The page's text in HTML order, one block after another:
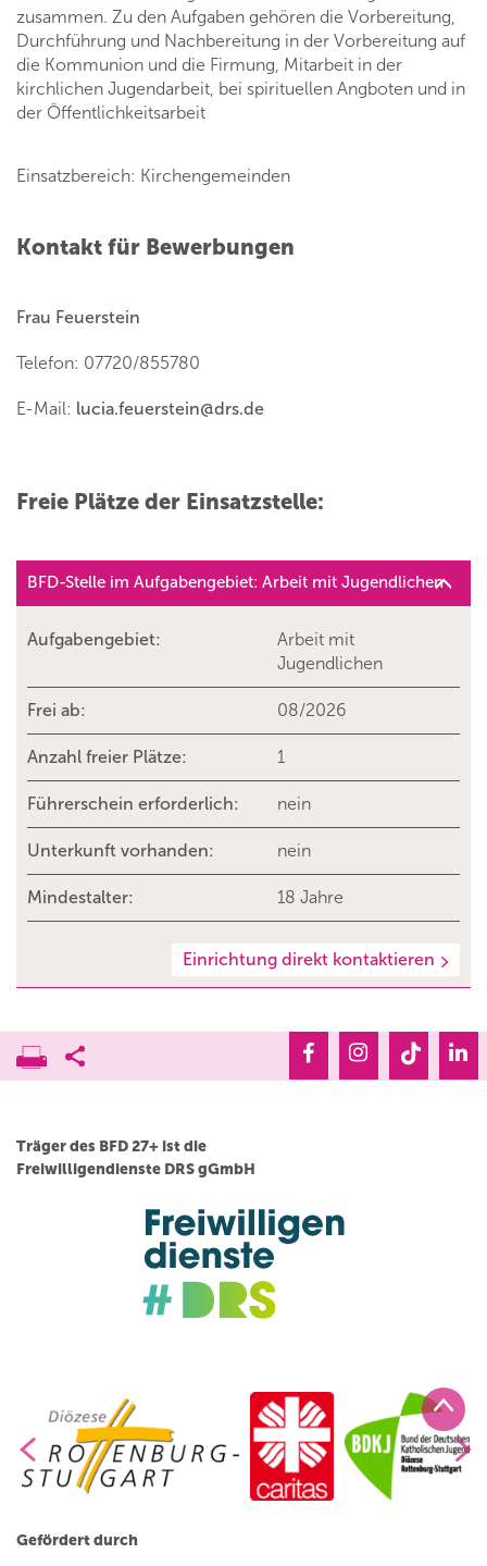
zusammen. Zu den Aufgaben gehören die Vorbereitung,
Durchführung und Nachbereitung in der Vorbereitung auf
die Kommunion und die Firmung, Mitarbeit in der
kirchlichen Jugendarbeit, bei spirituellen Angboten und in
der Öffentlichkeitsarbeit
Einsatzbereich: Kirchengemeinden
Kontakt für Bewerbungen
Frau Feuerstein
Telefon: 07720/855780
E-Mail: lucia.feuerstein@drs.de
Freie Plätze der Einsatzstelle:
BFD-Stelle im Aufgabengebiet: Arbeit mit Jugendlichen
Aufgabengebiet:
Arbeit mit
Jugendlichen
Frei ab: 08/2026
Anzahl freier Plätze: 1
Führerschein erforderlich: nein
Unterkunft vorhanden: nein
Mindestalter: 18 Jahre
Einrichtung direkt kontaktieren
Träger des BFD 27+ ist die
Freiwilligendienste DRS gGmbH
Gefördert durch